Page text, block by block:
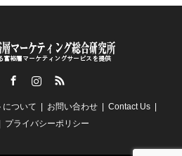
について お問い合わせ
Contact Us
プライバシーポリシー